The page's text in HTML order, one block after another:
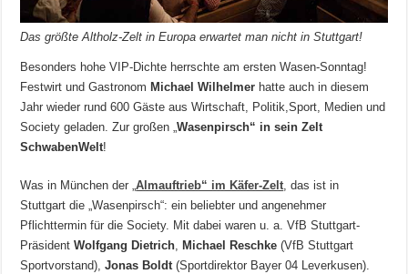
Das größte Altholz-Zelt in Europa erwartet man nicht in Stuttgart!
Besonders hohe VIP-Dichte herrschte am ersten Wasen-Sonntag!
Festwirt und GastronomMichael Wilhelmer hatte auch in diesem
Jahr wieder rund 600 Gäste aus Wirtschaft, Politik,Sport, Medien und
Society geladen. Zur großen „Wasenpirsch“ in sein Zelt
SchwabenWelt!
Was in München der „Almauftrieb“ im Käfer-Zelt , das ist in
Stuttgart die „Wasenpirsch“: ein beliebter und angenehmer
Pflichttermin für die Society. Mit dabei waren u. a. VfB Stuttgart-
PräsidentWolfgang Dietrich ,Michael Reschke (VfB Stuttgart
Sportvorstand), Jonas Boldt (Sportdirektor Bayer 04 Leverkusen).